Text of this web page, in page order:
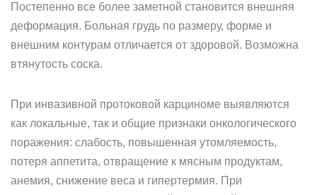
Постепенно все более заметной становится внешняя
деформация. Больная грудь по размеру, форме и
внешним контурам отличается от здоровой. Возможна
втянутость соска.
При инвазивной протоковой карциноме выявляются
как локальные, так и общие признаки онкологического
поражения: слабость, повышенная утомляемость,
потеря аппетита, отвращение к мясным продуктам,
анемия, снижение веса и гипертермия. При